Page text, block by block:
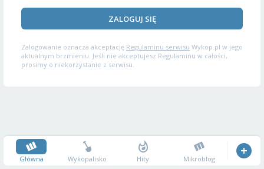
ZALOGUJ SIĘ
Zalogowanie oznacza akceptację Regulaminu serwisu Wykop.pl w jego
aktualnym brzmieniu. Jeśli nie akceptujesz Regulaminu w całości,
prosimy o niekorzystanie z serwisu.
Główna Wykopalisko Hity Mikroblog